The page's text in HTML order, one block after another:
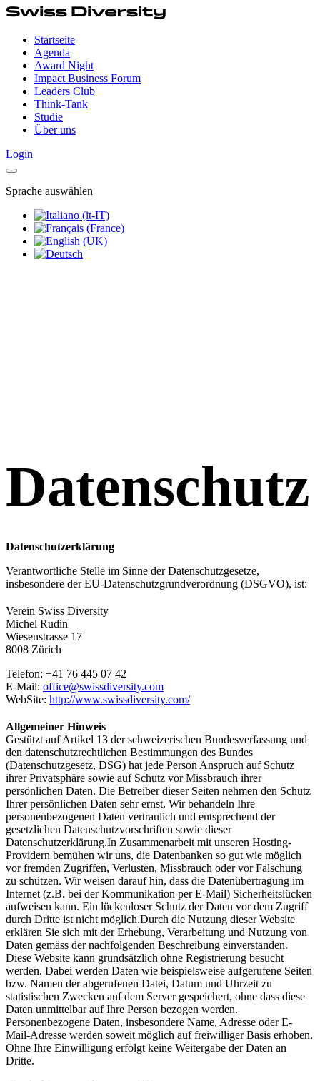
Startseite
Agenda
Award Night
Impact Business Forum
Leaders Club
Think-Tank
Studie
Über uns
Login
Sprache auswählen
Datenschutz
Datenschutzerklärung
Verantwortliche Stelle im Sinne der Datenschutzgesetze,
insbesondere der EU-Datenschutzgrundverordnung (DSGVO), ist:
Verein Swiss Diversity
Michel Rudin
Wiesenstrasse 17
8008 Zürich
Telefon: +41 76 445 07 42
E-Mail: office@swissdiversity.com
WebSite: http://www.swissdiversity.com/
Allgemeiner Hinweis
Gestützt auf Artikel 13 der schweizerischen Bundesverfassung und
den datenschutzrechtlichen Bestimmungen des Bundes
(Datenschutzgesetz, DSG) hat jede Person Anspruch auf Schutz
ihrer Privatsphäre sowie auf Schutz vor Missbrauch ihrer
persönlichen Daten. Die Betreiber dieser Seiten nehmen den Schutz
Ihrer persönlichen Daten sehr ernst. Wir behandeln Ihre
personenbezogenen Daten vertraulich und entsprechend der
gesetzlichen Datenschutzvorschriften sowie dieser
Datenschutzerklärung.In Zusammenarbeit mit unseren Hosting-
Providern bemühen wir uns, die Datenbanken so gut wie möglich
vor fremden Zugriffen, Verlusten, Missbrauch oder vor Fälschung
zu schützen. Wir weisen darauf hin, dass die Datenübertragung im
Internet (z.B. bei der Kommunikation per E-Mail) Sicherheitslücken
aufweisen kann. Ein lückenloser Schutz der Daten vor dem Zugriff
durch Dritte ist nicht möglich.Durch die Nutzung dieser Website
erklären Sie sich mit der Erhebung, Verarbeitung und Nutzung von
Daten gemäss der nachfolgenden Beschreibung einverstanden.
Diese Website kann grundsätzlich ohne Registrierung besucht
werden. Dabei werden Daten wie beispielsweise aufgerufene Seiten
bzw. Namen der abgerufenen Datei, Datum und Uhrzeit zu
statistischen Zwecken auf dem Server gespeichert, ohne dass diese
Daten unmittelbar auf Ihre Person bezogen werden.
Personenbezogene Daten, insbesondere Name, Adresse oder E-
Mail-Adresse werden soweit möglich auf freiwilliger Basis erhoben.
Ohne Ihre Einwilligung erfolgt keine Weitergabe der Daten an
Dritte.